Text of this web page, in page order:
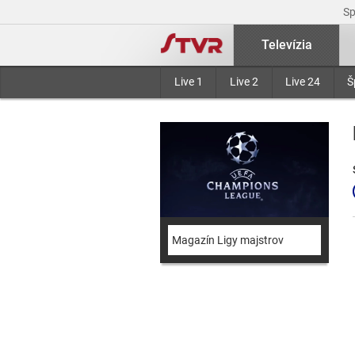
Televízia
Live 1 Live 2 Live 24
Magazín Ligy majstrov